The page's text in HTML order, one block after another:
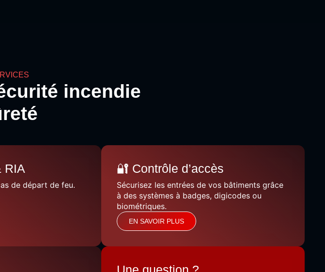
incendie
RIA
de départ de feu.
🔐 Contrôle d’accès
Sécurisez les entrées de vos bâtiments grâce
à des systèmes à badges, digicodes ou
biométriques.
EN SAVOIR PLUS